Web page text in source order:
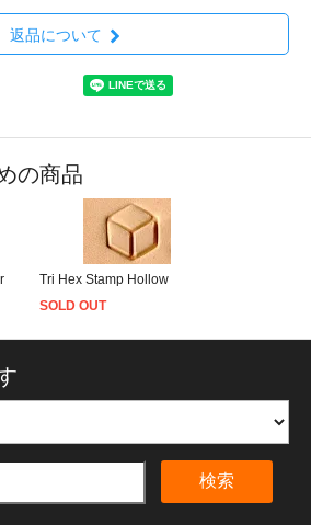
返品について
の商品
Tri Hex Stamp Hollow
SOLD OUT
検索